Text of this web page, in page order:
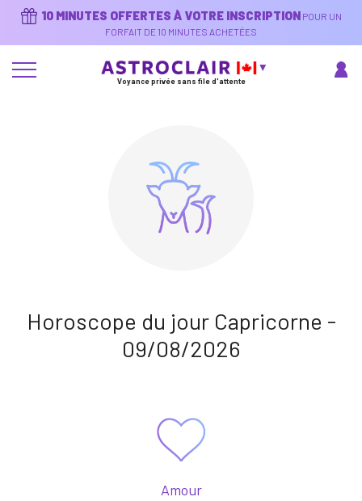
10 MINUTES OFFERTES À VOTRE INSCRIPTION POUR UN
FORFAIT DE 10 MINUTES ACHETÉES
Voyance privée sans file d'attente
Horoscope du jour Capricorne -
09/08/2026
Amour